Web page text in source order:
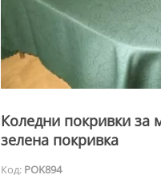
Коледни покривки за
зелена покривка
Код: POK894